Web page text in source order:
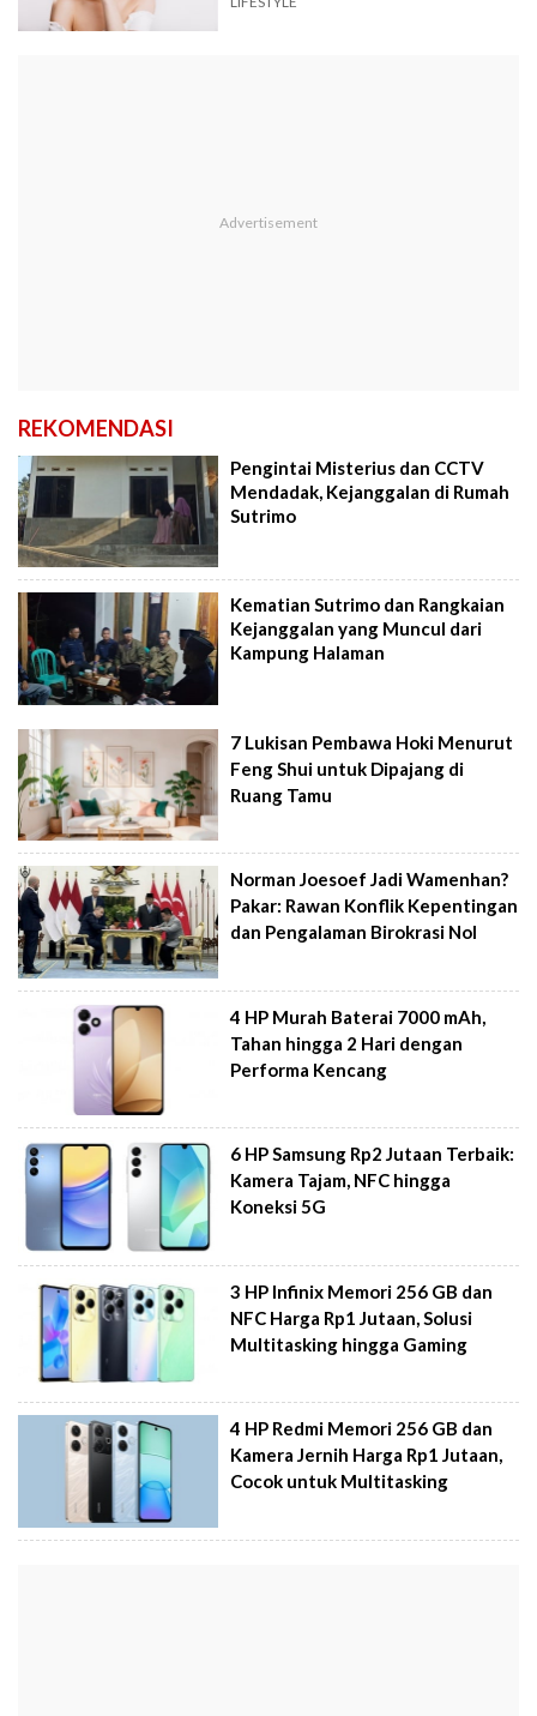
REKOMENDASI
Pengintai Misterius dan CCTV
Mendadak, Kejanggalan di Rumah
Sutrimo
Kematian Sutrimo dan Rangkaian
Kejanggalan yang Muncul dari
Kampung Halaman
7 Lukisan Pembawa Hoki Menurut
Feng Shui untuk Dipajang di
Ruang Tamu
Norman Joesoef Jadi Wamenhan?
Pakar: Rawan Konflik Kepentingan
dan Pengalaman Birokrasi Nol
4 HP Murah Baterai 7000 mAh,
Tahan hingga 2 Hari dengan
Performa Kencang
6 HP Samsung Rp2 Jutaan Terbaik:
Kamera Tajam, NFC hingga
Koneksi 5G
3 HP Infinix Memori 256 GB dan
NFC Harga Rp1 Jutaan, Solusi
Multitasking hingga Gaming
4 HP Redmi Memori 256 GB dan
Kamera Jernih Harga Rp1 Jutaan,
Cocok untuk Multitasking